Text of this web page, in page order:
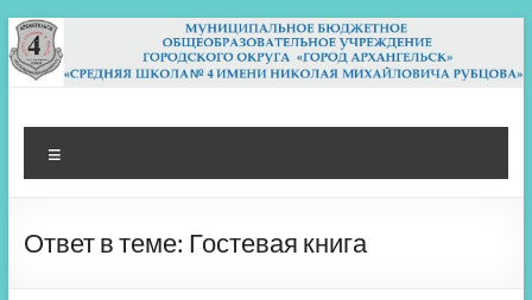
Перейти
к
содержимому
МБОУ СШ 4
Архангельск
Ответ в теме: Гостевая книга